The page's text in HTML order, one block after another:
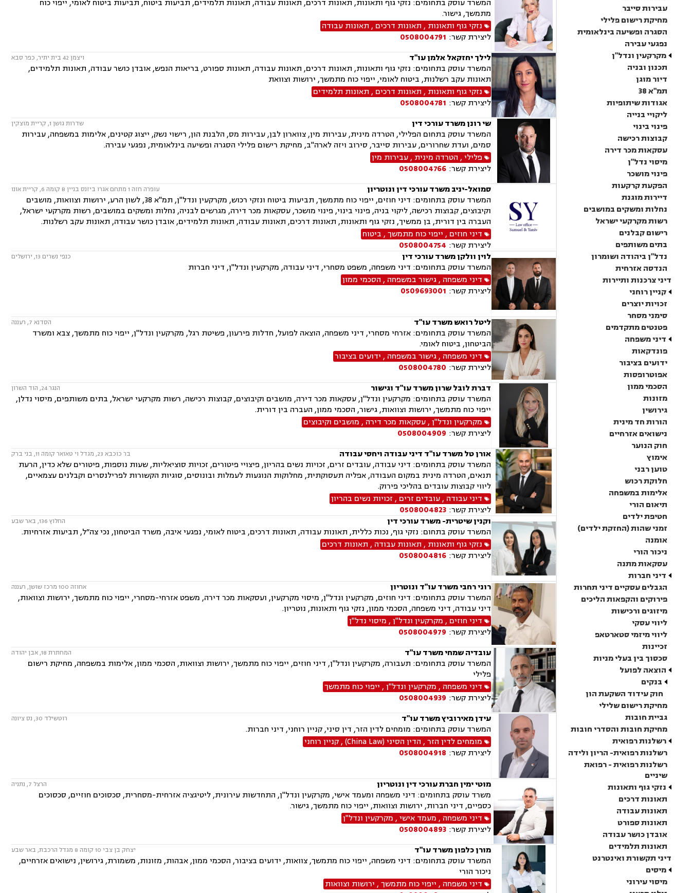
עבירות סייבר
מחיקת רישום פלילי
הסגרה ופשיעה בינלאומית
נפגעי עבירה
מקרקעין ונדל"ן
תכנון ובניה
דיור מוגן
תמ"א 38
אגודות שיתופיות
ליקויי בנייה
פינוי בינוי
קבוצות רכישה
עסקאות מכר דירה
מיסוי נדל"ן
פינוי מושכר
הפקעת קרקעות
דיירות מוגנת
נחלות ומשקים במושבים
רשות מקרקעי ישראל
רישום קבלנים
בתים משותפים
נדל"ן ביהודה ושומרון
הנדסה אזרחית
דיני צרכנות ותיירות
קניין רוחני
זכויות יוצרים
סימני מסחר
פטנטים מתקדמים
דיני משפחה
פונדקאות
ידועים בציבור
אפוטרופסות
הסכמי ממון
מזונות
גירושין
הורות חד מינית
נישואים אזרחיים
חוק הנוער
אימוץ
טוען רבני
חלוקת רכוש
אלימות במשפחה
תיאום הורי
חטיפת ילדים
זמני שהות (החזקת ילדים)
אומנה
ניכור הורי
עסקאות מתנה
דיני חברות
הגבלים עסקיים דיני תחרות
פירוקים והקפאות הליכים
מיזוגים ורכישות
ליווי עסקי
ליווי מיזמי סטארטאפ
זכיינות
סכסוך בין בעלי מניות
הוצאה לפועל
בנקים
חוק עידוד השקעת הון
מחיקת רישום שלילי
גביית חובות
מחיקת חובות והסדרי חובות
רשלנות רפואית
רשלנות רפואית- הריון ולידה
רשלנות רפואית - רפואת
שיניים
נזקי גוף ותאונות
תאונות דרכים
תאונות עבודה
תאונות ספורט
אובדן כושר עבודה
תאונות תלמידים
דיני תקשורת ואינטרנט
מיסים
מיסוי עירוני
המשרד עוסק בתחומים: נזקי גוף ותאונות, תאונות דרכים, תאונות עבודה, תאונות תלמידים, תביעות ביטוח, תביעות ביטוח לאומי, ייפוי כוח
מתמשך, גישור.
נזקי גוף ותאונות , תאונות דרכים , תאונות עבודה
ליצירת קשר: 0508004791
לילך יחזקאל אלמן עו"ד
ויצמן 42 בית יתיר, כפר סבא
המשרד עוסק בתחומים: נזקי גוף ותאונות, תאונות דרכים, תאונות עבודה, תאונות ספורט, בריאות הנפש, אובדן כושר עבודה, תאונות תלמידים,
תאונות עקב רשלנות, ביטוח לאומי, ייפוי כוח מתמשך, ירושות וצוואת
נזקי גוף ותאונות , תאונות דרכים , תאונות תלמידים
ליצירת קשר: 0508004781
שי רונן משרד עורכי דין
שדרות גושן 1, קריית מוצקין
המשרד עוסק בתחום הפלילי, הטרדה מינית, עבירות מין, צווארון לבן, עבירות מס, הלבנת הון, רישוי נשק, ייצוג קטינים, אלימות במשפחה, עבירות
סמים, ועדת שחרורים, עבירות סייבר, סירוב ויזה לארה"ב, מחיקת רישום פלילי הסגרה ופשיעה בינלאומית, נפגעי עבירה.
פלילי, הטרדה מינית ,עבירות מין
ליצירת קשר: 0508004766
סמואל-יניב משרד עורכי דין ונוטריון
עופרה חזה 1 מתחם אגרו ביזנס בניין B קומה 6, קריית אונו
המשרד עוסק בתחומים: דיני חוזים, ייפוי כוח מתמשך, תביעות ביטוח ונזקי רכוש, מקרקעין ונדל"ן, תמ"א 38, לשון הרע, ירושות וצוואות, מושבים
וקיבוצים, קבוצות רכישה, ליקוי בניה, פינוי בינוי, פינוי מושכר, עסקאות מכר דירה, מגרשים לבניה, נחלות ומשקים במושבים, רשות מקרקעי ישראל,
העברה בין דורית, בן ממשיך, נזקי גוף ותאונות, תאונות דרכים, תאונות עבודה, תאונות תלמידים, אובדן כושר עבודה, תאונות עקב רשלנות.
דיני חוזים , ייפוי כוח מתמשך, ביטוח
ליצירת קשר: 0508004754
לוין וולקן משרד עורכי דין
כנפי נשרים 13, ירושלים
המשרד עוסק בתחומים: דיני משפחה, משפט מסחרי, דיני עבודה, מקרקעין ונדל"ן, דיני חברות
דיני משפחה ,גישור במשפחה , הסכמי ממון
ליצירת קשר: 0509693001
ליטל רואש משרד עו"ד הסדנא 7, רעננה
המשרד עוסק בתחומים: אזרחי מסחרי, דיני משפחה, הוצאה לפועל, חדלות פירעון, פשיטת רגל, מקרקעין ונדל"ן, ייפוי כוח מתמשך, צבא ומשרד
הביטחון, ביטוח לאומי.
דיני משפחה ,גישור במשפחה , ידועים בציבור
ליצירת קשר: 0508004780
דברת לובל שרון משרד עו"ד וגישור
הנגר 24, הוד השרון
המשרד עוסק בתחומים: מקרקעין ונדל"ן, עסקאות מכר דירה, מושבים וקיבוצים, קבוצות רכישה, רשות מקרקעי ישראל, בתים משותפים, מיסוי נדלן,
ייפוי כוח מתמשך, ירושות וצוואות, גישור, הסכמי ממון, העברה בין דורית.
מקרקעין ונדל"ן,עסקאות מכר דירה , מושבים וקיבוצים
ליצירת קשר: 0508004909
אורן טל משרד עו"ד דיני עבודה ויחסי עבודה
בר כוכבא 23, מגדל וי טאואר קומה 11, בני ברק
המשרד עוסק בתחומים: דיני עבודה, עובדים זרים, זכויות נשים בהריון, פיצויי פיטורים, זכויות סוציאליות, שעות נוספות, פיטורים שלא כדין, הרעת
תנאים, הטרדה מינית במקום העבודה, אפליה תעסוקתית, מחלוקות הנוגעות לעמלות ובונוסים, סוגיות הקשורות לפרילנסרים וקבלנים עצמאיים,
ליווי קבוצות עובדים בהליכי פירוק.
דיני עבודה ,עובדים זרים , זכויות נשים בהריון
ליצירת קשר: 0508004823
וקנין שיטרית- משרד עורכי דין
החלוץ 136, באר שבע
המשרד עוסק בתחום: נזקי גוף, נכות כללית, תאונות עבודה, תאונות דרכים, ביטוח לאומי, נפגעי איבה, משרד הביטחון, נכי צה״ל, תביעות אזרחיות.
נזקי גוף ותאונות , תאונות עבודה , תאונות דרכים
ליצירת קשר: 0508004816
רוני רחבי משרד עו"ד ונוטריון אחוזה 100 מרכז שושן, רעננה
המשרד עוסק בתחומים: דיני חוזים, מקרקעין ונדל"ן, מיסוי מקרקעין, ועסקאות מכר דירה, משפט אזרחי-מסחרי, ייפוי כוח מתמשך, ירושות וצוואות,
דיני עבודה, דיני משפחה, הסכמי ממון, נזקי גוף ותאונות, נוטריון.
דיני חוזים , מקרקעין ונדל"ן, מיסוי נדל"ן
ליצירת קשר: 0508004979
עובדיה שמחי משרד עו"ד
המחתרת 18, אבן יהודה
המשרד עוסק בתחומים: תעבורה, מקרקעין ונדל"ן, דיני חוזים, ייפוי כוח מתמשך, ירושות וצוואות, הסכמי ממון, אלימות במשפחה, מחיקת רישום
פלילי
דיני משפחה , מקרקעין ונדל"ן, ייפוי כוח מתמשך
ליצירת קשר: 0508004939
עידן מאירוביץ משרד עו"ד
רוטשילד 30, נס ציונה
המשרד עוסק בתחומים: מומחים לדין הזר, דין סיני, קניין רוחני, דיני חברות.
מומחים לדין הזר, הדין הסיני (China Law) ,קניין רוחני
ליצירת קשר: 0508004918
מוטי ימין חברת עורכי דין ונוטריון הרצל 7, נתניה
משרד עוסק בתחומים: דיני משפחה ומעמד אישי, מקרקעין ונדל"ן, התחדשות עירונית, ליטיגציה אזרחית-מסחרית, סכסוכים חוזיים, סכסוכים
כספיים, דיני חברות, ירושות וצוואות, ייפוי כוח מתמשך, גישור.
דיני משפחה , מעמד אישי, מקרקעין ונדל"ן
ליצירת קשר: 0508004893
מורן כלפון משרד עו"ד
יצחק בן צבי 10 קומה 8 מגדל הרכבת, באר שבע
המשרד עוסק בתחומים: דיני משפחה, ייפוי כוח מתמשך, צוואות, ידועים בציבור, הסכמי ממון, אבהות, מזונות, משמורת, גירושין, נישואים אזרחיים,
ניכור הורי
דיני משפחה , ייפוי כוח מתמשך, ירושות וצוואות